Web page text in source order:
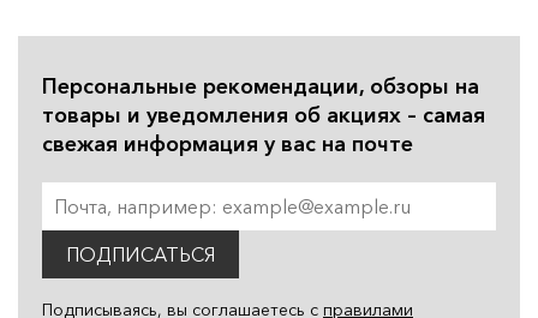
Персональные рекомендации, обзоры на
товары и уведомления об акциях – самая
свежая информация у вас на почте
ПОДПИСАТЬСЯ
Подписываясь, вы соглашаетесь с правилами